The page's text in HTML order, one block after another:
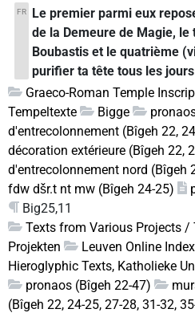
FR
Le premier parmi eux
de la Demeure de Magie,
Boubastis et le quatrième
purifier ta tête tous les
Graeco-Roman Temple
Tempeltexte
Bigge
d'entrecolonnement (Bîgeh 22,
décoration extérieure (Bîgeh 22,
d'entrecolonnement nord (Bîgeh
fdw dšr.t nt mw (Bîgeh 24-25)
Big25,11
Texts from Various Projects /
Projekten
Leuven Online
Hieroglyphic Texts, Katholieke
pronaos (Bîgeh 22-47)
(Bîgeh 22, 24-25, 27-28, 31-32,